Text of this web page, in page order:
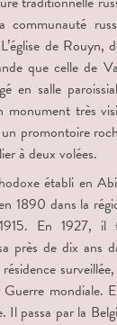
de Rouyn,
que celle de
en salle
très
promontoire
à deux volées.
établi en
1890 dans la
En 1927,
près de dix ans
Guerre mondiale.
Il passa par la